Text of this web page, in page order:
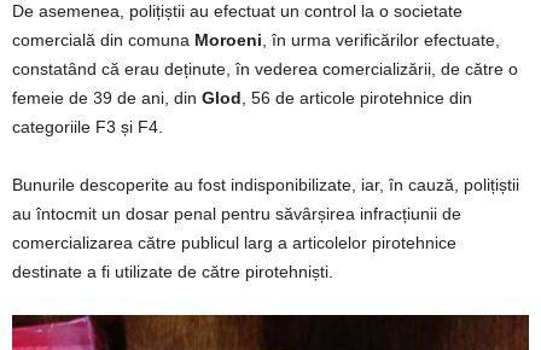
De asemenea, polițiștii au efectuat un control la o societate
comercială din comuna Moroeni, în urma verificărilor efectuate,
constatând că erau deținute, în vederea comercializării, de către o
femeie de 39 de ani, din Glod, 56 de articole pirotehnice din
categoriile F3 și F4.
Bunurile descoperite au fost indisponibilizate, iar, în cauză, polițiștii
au întocmit un dosar penal pentru săvârșirea infracțiunii de
comercializarea către publicul larg a articolelor pirotehnice
destinate a fi utilizate de către pirotehniști.